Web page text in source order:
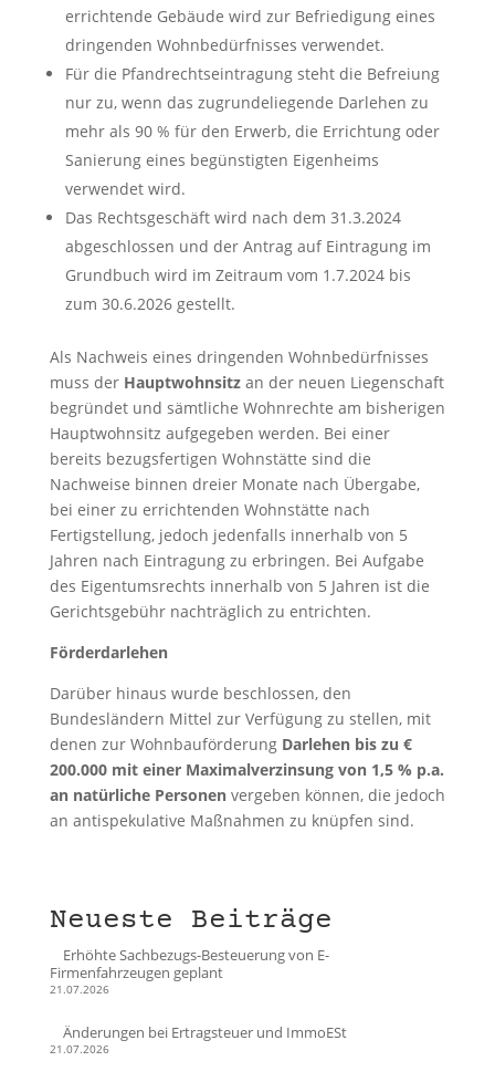
errichtende Gebäude wird zur Befriedigung eines
dringenden Wohnbedürfnisses verwendet.
Für die Pfandrechtseintragung steht die Befreiung
nur zu, wenn das zugrundeliegende Darlehen zu
mehr als 90 % für den Erwerb, die Errichtung oder
Sanierung eines begünstigten Eigenheims
verwendet wird.
Das Rechtsgeschäft wird nach dem 31.3.2024
abgeschlossen und der Antrag auf Eintragung im
Grundbuch wird im Zeitraum vom 1.7.2024 bis
zum 30.6.2026 gestellt.
Als Nachweis eines dringenden Wohnbedürfnisses
muss der Hauptwohnsitzan der neuen Liegenschaft
begründet und sämtliche Wohnrechte am bisherigen
Hauptwohnsitz aufgegeben werden. Bei einer
bereits bezugsfertigen Wohnstätte sind die
Nachweise binnen dreier Monate nach Übergabe,
bei einer zu errichtenden Wohnstätte nach
Fertigstellung, jedoch jedenfalls innerhalb von 5
Jahren nach Eintragung zu erbringen. Bei Aufgabe
des Eigentumsrechts innerhalb von 5 Jahren ist die
Gerichtsgebühr nachträglich zu entrichten.
Förderdarlehen
Darüber hinaus wurde beschlossen, den
Bundesländern Mittel zur Verfügung zu stellen, mit
denen zur Wohnbauförderung Darlehen bis zu €
200.000 mit einer Maximalverzinsung von 1,5 % p.a.
an natürliche Personenvergeben können, die jedoch
an antispekulative Maßnahmen zu knüpfen sind.
Neueste Beiträge
Erhöhte Sachbezugs-Besteuerung von E-
Firmenfahrzeugen geplant
21.07.2026
Änderungen bei Ertragsteuer und ImmoESt
21.07.2026